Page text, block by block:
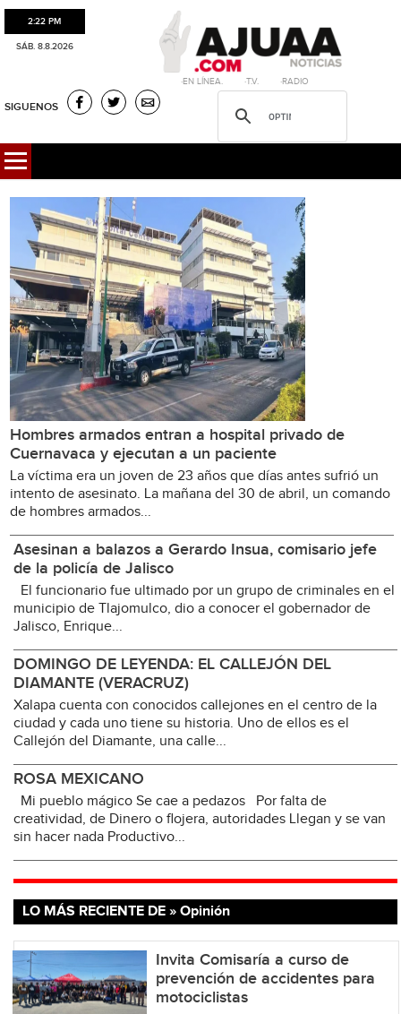
2:22 PM
SÁB. 8.8.2026
·EN LÍNEA. ·T.V. ·RADIO
SIGUENOS
Hombres armados entran a hospital privado de
Cuernavaca y ejecutan a un paciente
La víctima era un joven de 23 años que días antes sufrió un
intento de asesinato. La mañana del 30 de abril, un comando
de hombres armados...
Asesinan a balazos a Gerardo Insua, comisario jefe
de la policía de Jalisco
El funcionario fue ultimado por un grupo de criminales en el
municipio de Tlajomulco, dio a conocer el gobernador de
Jalisco, Enrique...
DOMINGO DE LEYENDA: EL CALLEJÓN DEL
DIAMANTE (VERACRUZ)
Xalapa cuenta con conocidos callejones en el centro de la
ciudad y cada uno tiene su historia. Uno de ellos es el
Callejón del Diamante, una calle...
ROSA MEXICANO
Mi pueblo mágico Se cae a pedazos Por falta de
creatividad, de Dinero o flojera, autoridades Llegan y se van
sin hacer nada Productivo...
LO MÁS RECIENTE DE » Opinión
Invita Comisaría a curso de
prevención de accidentes para
motociclistas